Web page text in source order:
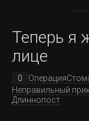
случае разрыва
смерть от
4) Ремантадин
раньше работал)
Теперь я
лице
0 Операция
Неправильный
Длиннопост